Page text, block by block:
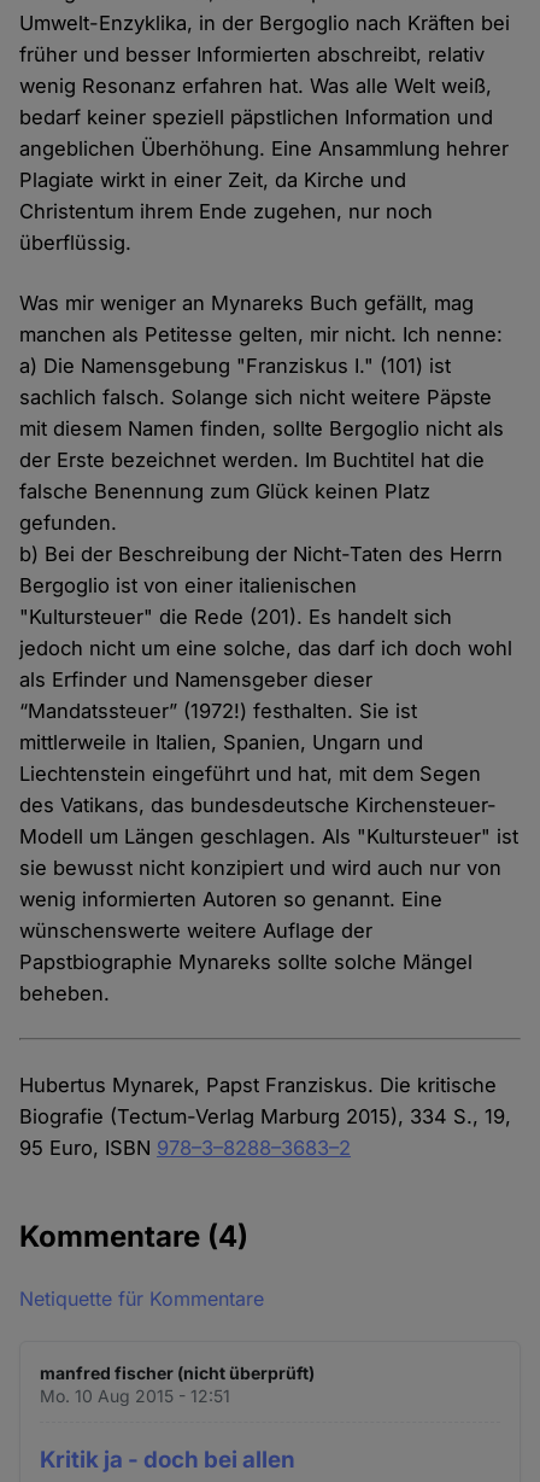
Umwelt-Enzyklika, in der Bergoglio nach Kräften bei
früher und besser Informierten abschreibt, relativ
wenig Resonanz erfahren hat. Was alle Welt weiß,
bedarf keiner speziell päpstlichen Information und
angeblichen Überhöhung. Eine Ansammlung hehrer
Plagiate wirkt in einer Zeit, da Kirche und
Christentum ihrem Ende zugehen, nur noch
überflüssig.
Was mir weniger an Mynareks Buch gefällt, mag
manchen als Petitesse gelten, mir nicht. Ich nenne:
a) Die Namensgebung "Franziskus I." (101) ist
sachlich falsch. Solange sich nicht weitere Päpste
mit diesem Namen finden, sollte Bergoglio nicht als
der Erste bezeichnet werden. Im Buchtitel hat die
falsche Benennung zum Glück keinen Platz
gefunden.
b) Bei der Beschreibung der Nicht-Taten des Herrn
Bergoglio ist von einer italienischen
"Kultursteuer" die Rede (201). Es handelt sich
jedoch nicht um eine solche, das darf ich doch wohl
als Erfinder und Namensgeber dieser
“Mandatssteuer” (1972!) festhalten. Sie ist
mittlerweile in Italien, Spanien, Ungarn und
Liechtenstein eingeführt und hat, mit dem Segen
des Vatikans, das bundesdeutsche Kirchensteuer-
Modell um Längen geschlagen. Als "Kultursteuer" ist
sie bewusst nicht konzipiert und wird auch nur von
wenig informierten Autoren so genannt. Eine
wünschenswerte weitere Auflage der
Papstbiographie Mynareks sollte solche Mängel
beheben.
Hubertus Mynarek, Papst Franziskus. Die kritische
Biografie (Tectum-Verlag Marburg 2015), 334 S., 19,
95 Euro, ISBN 978–3–8288–3683–2
Kommentare (4)
Netiquette für Kommentare
manfred fischer (nicht überprüft)
Mo. 10 Aug 2015 - 12:51
Kritik ja - doch bei allen